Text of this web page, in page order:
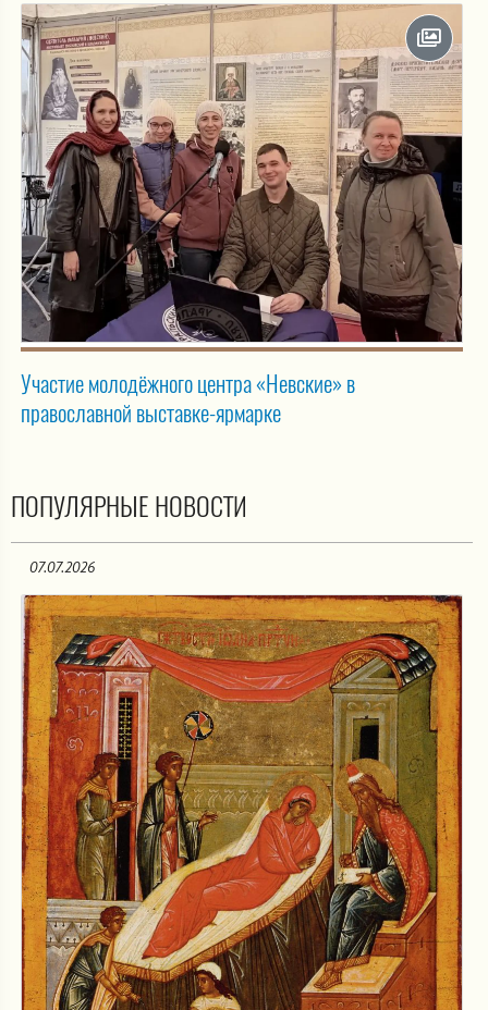
Участие молодёжного центра «Невские» в
православной выставке-ярмарке
ПОПУЛЯРНЫЕ НОВОСТИ
07.07.2026